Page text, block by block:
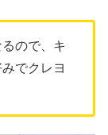
ので、キ
でクレヨ